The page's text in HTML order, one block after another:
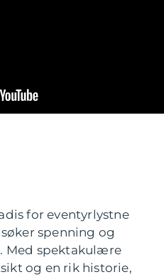
for eventyrlystne
spenning og
Med spektakulære
og en rik historie,